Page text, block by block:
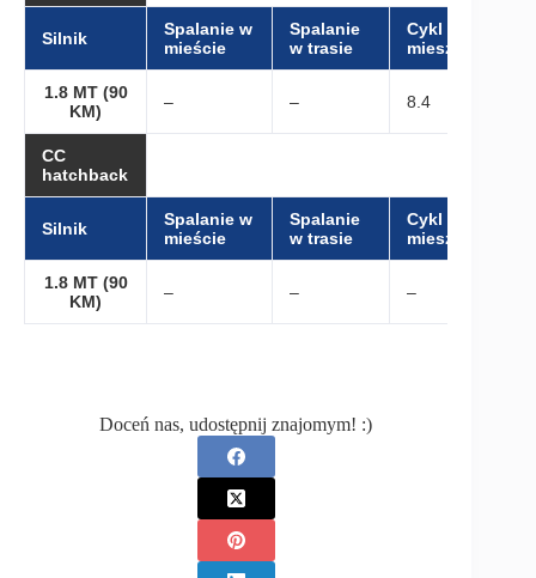
Silnik
Spalanie w
mieście
Spalanie
w trasie
Cykl
mieszany
1.8 MT (90
KM)
– – 8.4
CC
hatchback
Silnik
Spalanie w
mieście
Spalanie
w trasie
Cykl
mieszany
1.8 MT (90
KM)
– – –
Doceń nas, udostępnij znajomym! :)